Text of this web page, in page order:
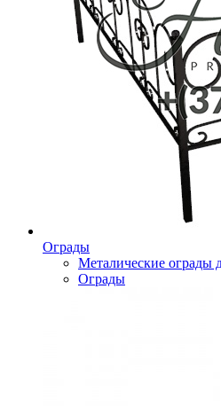
Ограды
Металические ограды
Ограды